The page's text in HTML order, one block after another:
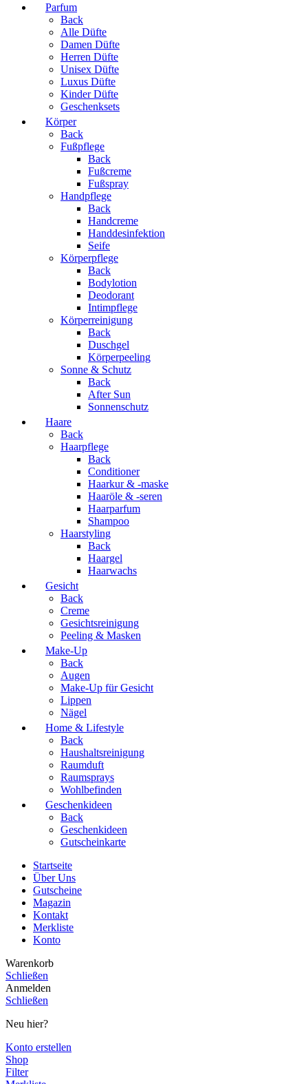
Parfum
Back
Alle Düfte
Damen Düfte
Herren Düfte
Unisex Düfte
Luxus Düfte
Kinder Düfte
Geschenksets
Körper
Back
Fußpflege
Back
Fußcreme
Fußspray
Handpflege
Back
Handcreme
Handdesinfektion
Seife
Körperpflege
Back
Bodylotion
Deodorant
Intimpflege
Körperreinigung
Back
Duschgel
Körperpeeling
Sonne & Schutz
Back
After Sun
Sonnenschutz
Haare
Back
Haarpflege
Back
Conditioner
Haarkur & -maske
Haaröle & -seren
Haarparfum
Shampoo
Haarstyling
Back
Haargel
Haarwachs
Gesicht
Back
Creme
Gesichtsreinigung
Peeling & Masken
Make-Up
Back
Augen
Make-Up für Gesicht
Lippen
Nägel
Home & Lifestyle
Back
Haushaltsreinigung
Raumduft
Raumsprays
Wohlbefinden
Geschenkideen
Back
Geschenkideen
Gutscheinkarte
Startseite
Über Uns
Gutscheine
Magazin
Kontakt
Merkliste
Konto
Warenkorb
Schließen
Anmelden
Schließen
Neu hier?
Konto erstellen
Shop
Filter